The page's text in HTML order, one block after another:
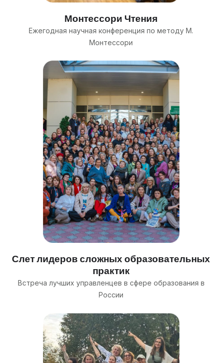
Монтессори Чтения
Eжегодная научная конференция по методу М.
Монтессори
Слет лидеров сложных образовательных
практик
Встреча лучших управленцев в сфере образования в
России